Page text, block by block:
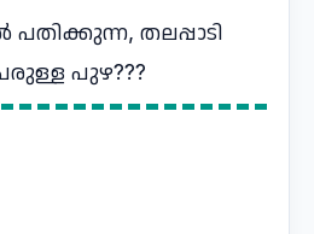
പതിക്കുന്ന, തലപ്പാടി
പുഴ???